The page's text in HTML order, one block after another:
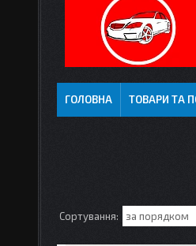
ГОЛОВНА ТОВАРИ ТА